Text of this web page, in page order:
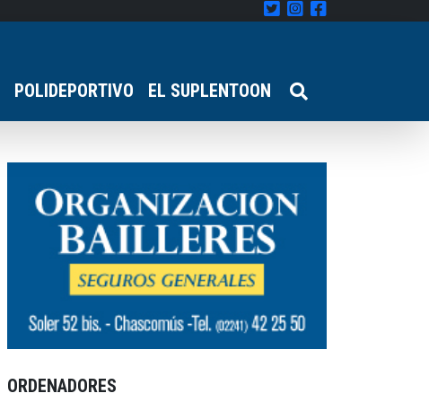
POLIDEPORTIVO EL SUPLENTOON
ORDENADORES